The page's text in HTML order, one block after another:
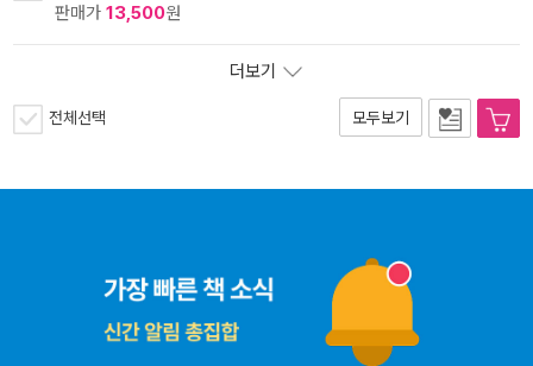
판매가 13,500원
더보기
전체선택 모두보기